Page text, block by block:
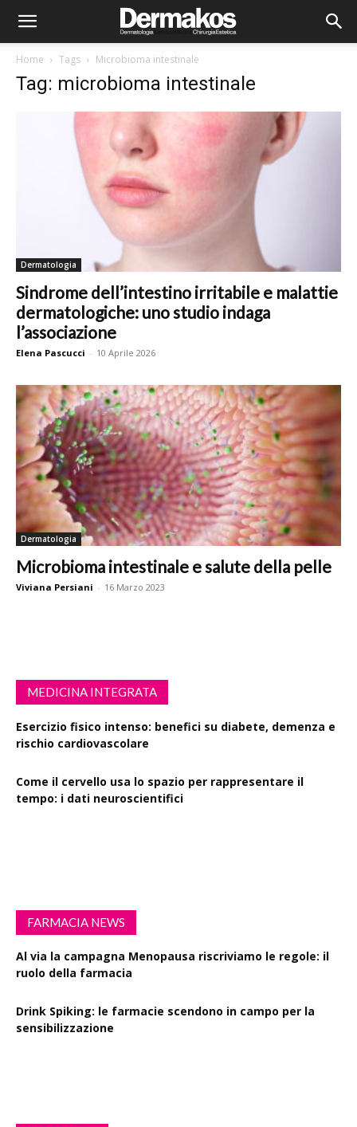
Home Tags Microbioma intestinale
Tag: microbioma intestinale
Dermatologia
Sindrome dell’intestino irritabile e malattie
dermatologiche: uno studio indaga
l’associazione
Elena Pascucci - 10 Aprile 2026
Dermatologia
Microbioma intestinale e salute della pelle
Viviana Persiani - 16 Marzo 2023
MEDICINA INTEGRATA
Esercizio fisico intenso: benefici su diabete, demenza e
rischio cardiovascolare
Come il cervello usa lo spazio per rappresentare il
tempo: i dati neuroscientifici
FARMACIA NEWS
Al via la campagna Menopausa riscriviamo le regole: il
ruolo della farmacia
Drink Spiking: le farmacie scendono in campo per la
sensibilizzazione